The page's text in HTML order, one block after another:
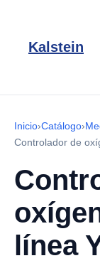
Kalstein
Inicio›Catálogo›
Controlador de
línea